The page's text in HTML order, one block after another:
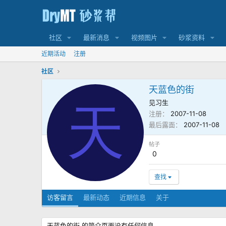
社区 最新消息 视频图片 砂浆资料
近期活动 注册
社区
天
天蓝色的街
见习生
注册
2007-11-08
最后露面
2007-11-08
帖子
0
查找
访客留言 最新动态 近期信息 关于